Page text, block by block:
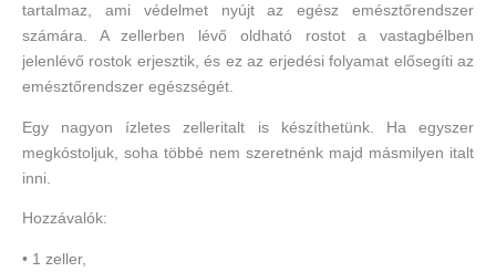
tartalmaz, ami védelmet nyújt az egész emésztőrendszer
számára. A zellerben lévő oldható rostot a vastagbélben
jelenlévő rostok erjesztik, és ez az erjedési folyamat elősegíti az
emésztőrendszer egészségét.
Egy nagyon ízletes zelleritalt is készíthetünk. Ha egyszer
megkóstoljuk, soha többé nem szeretnénk majd másmilyen italt
inni.
Hozzávalók:
• 1 zeller,